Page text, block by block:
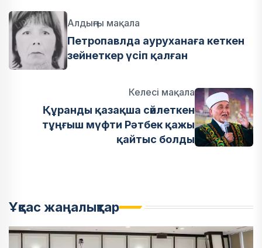
Алдыңғы мақала
Петропавлда ауруханаға кеткен
зейнеткер үсіп қалған
Келесі мақала
Құранды қазақша сөйлеткен
тұңғыш мүфти Рәтбек қажы
қайтыс болды
Ұқсас жаңалықтар